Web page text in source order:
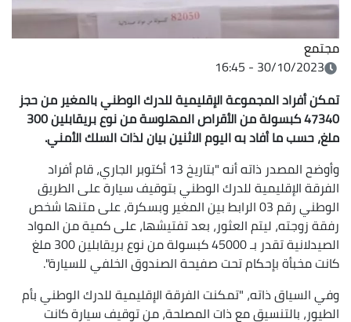
مجتمع
30/10/2023 - 16:45
تمكن أفراد المجموعة الإقليمية للدرك الوطني بالمغير من حجز
47340 كبسولة من الأقراص المهلوسة من نوع بريقابلين 300
ملغ، حسب ما أفاد به اليوم الاثنين بيان لذات السلك الأمني.
وأوضح المصدر ذاته أنه "بتاريخ 13 أكتوبر الجاري، قام أفراد
الفرقة الإقليمية للدرك الوطني بتوقيف سيارة على الطريق
الوطني رقم 03 الرابط بين المغير وبسكرة، على متنها شخص
رفقة زوجته، ليتم العثور، بعد تفتيشها، على كمية من المواد
الصيدلانية تقدر بـ 45000 كبسولة من نوع بريقابلين 300 ملغ
كانت مخبأة بإحكام تحت صفيحة الصندوق الخلفي للسيارة".
وفي السياق ذاته، "تمكنت الفرقة الإقليمية للدرك الوطني بأم
الطيور، بالتنسيق مع ذات المصلحة، من توقيف سيارة كانت